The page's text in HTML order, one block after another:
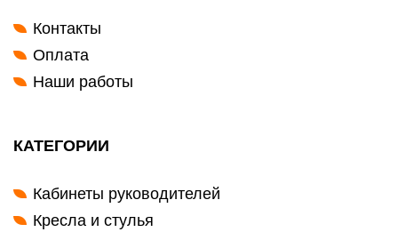
Контакты
Оплата
Наши работы
КАТЕГОРИИ
Кабинеты руководителей
Кресла и стулья